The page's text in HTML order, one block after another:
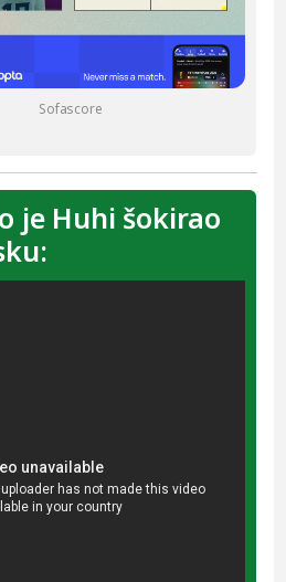
Sofascore
je Huhi šokirao